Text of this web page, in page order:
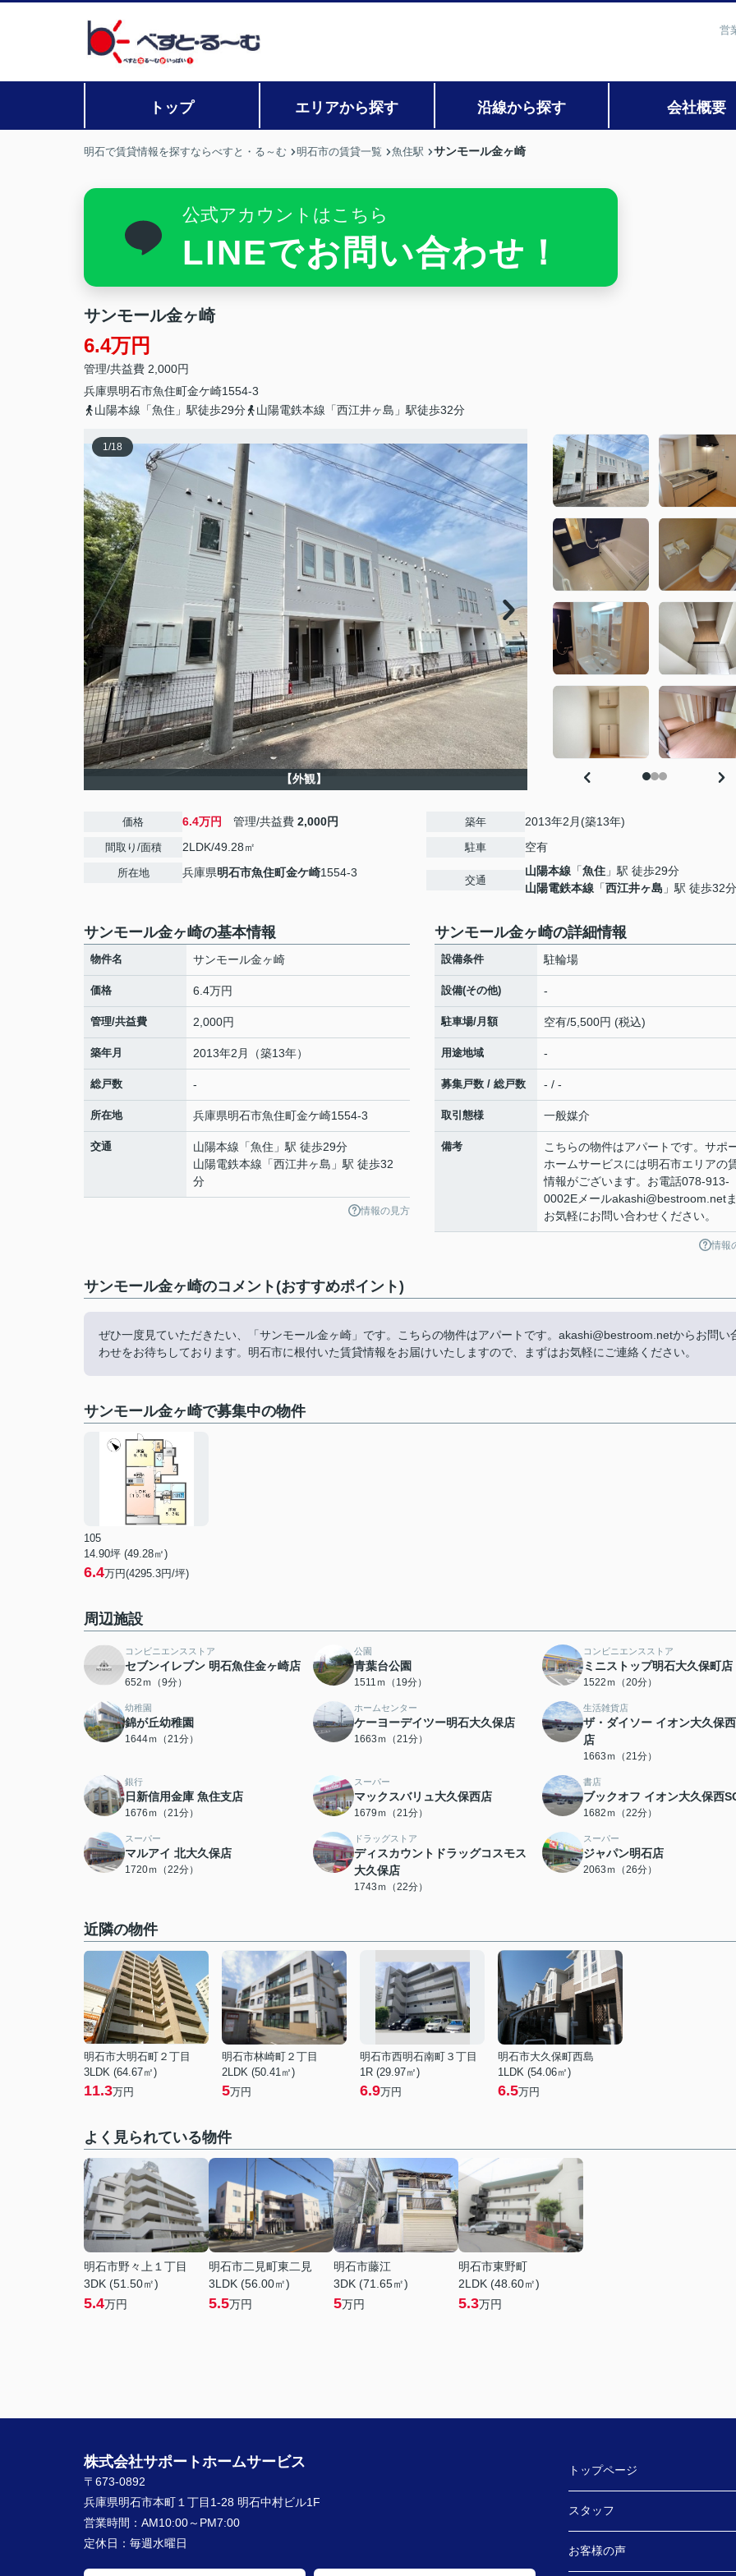
営
トップ エリアから探す 沿線から探す 会社概要
明石で賃貸情報を探すならべすと・る～む 明石市の賃貸一覧 魚住駅 サンモール金ヶ崎
公式アカウントはこちら
LINEでお問い合わせ！
サンモール金ヶ崎
6.4万円
管理/共益費 2,000円
兵庫県明石市魚住町金ケ崎1554-3
山陽本線「魚住」駅徒歩29分
山陽電鉄本線「西江井ヶ島」駅徒歩32分
1/18
【外観】
価格 6.4万円 管理/共益費 2,000円
間取り/面積 2LDK/49.28㎡
所在地 兵庫県明石市魚住町金ケ崎1554-3
築年 2013年2月(築13年)
駐車 空有
交通
山陽本線 「魚住 」駅 徒歩29分
山陽電鉄本線 「西江井ヶ島 」駅 徒歩32分
サンモール金ヶ崎の基本情報
物件名 サンモール金ヶ崎
価格 6.4万円
管理/共益費 2,000円
築年月 2013年2月（築13年）
総戸数 -
所在地 兵庫県明石市魚住町金ケ崎1554-3
交通 山陽本線 「魚住 」駅 徒歩29分
山陽電鉄本線 「西江井ヶ島 」駅 徒歩32
分
情報の見方
サンモール金ヶ崎の詳細情報
設備条件 駐輪場
設備(その他) -
駐車場/月額 空有/5,500円 (税込)
用途地域 -
募集戸数 / 総戸数 - / -
取引態様 一般媒介
備考
こちらの物件はアパートです。サポ
ホームサービスには明石市エリアの
情報がございます。お電話078-913-
0002Eメールakashi@bestroom.net
お気軽にお問い合わせください。
情報
サンモール金ヶ崎のコメント(おすすめポイント)
ぜひ一度見ていただきたい、「サンモール金ヶ崎」です。こちらの物件はアパートです。akashi@bestroom.netからお問い
わせをお待ちしております。明石市に根付いた賃貸情報をお届けいたしますので、まずはお気軽にご連絡ください。
サンモール金ヶ崎で募集中の物件
105
14.90坪 (49.28㎡)
6.4万円(4295.3円/坪)
周辺施設
コンビニエンスストア
セブンイレブン 明石魚住金ヶ崎店
652ｍ（9分）
公園
青葉台公園
1511ｍ（19分）
コンビニエンスストア
ミニストップ明石大久保町店
1522ｍ（20分）
幼稚園
錦が丘幼稚園
1644ｍ（21分）
ホームセンター
ケーヨーデイツー明石大久保店
1663ｍ（21分）
生活雑貨店
ザ・ダイソー イオン大久保
店
1663ｍ（21分）
銀行
日新信用金庫 魚住支店
1676ｍ（21分）
スーパー
マックスバリュ大久保西店
1679ｍ（21分）
書店
ブックオフ イオン大久保西
1682ｍ（22分）
スーパー
マルアイ 北大久保店
1720ｍ（22分）
ドラッグストア
ディスカウントドラッグコスモス
大久保店
1743ｍ（22分）
スーパー
ジャパン明石店
2063ｍ（26分）
近隣の物件
明石市大明石町２丁目
3LDK (64.67㎡)
11.3万円
明石市林崎町２丁目
2LDK (50.41㎡)
5万円
明石市西明石南町３丁目
1R (29.97㎡)
6.9万円
明石市大久保町西島
1LDK (54.06㎡)
6.5万円
よく見られている物件
明石市野々上１丁目
3DK (51.50㎡)
5.4万円
明石市二見町東二見
3LDK (56.00㎡)
5.5万円
明石市藤江
3DK (71.65㎡)
5万円
明石市東野町
2LDK (48.60㎡)
5.3万円
株式会社サポートホームサービス
〒673-0892
兵庫県明石市本町１丁目1-28 明石中村ビル1F
営業時間： AM10:00～PM7:00
定休日： 毎週水曜日
トップページ
スタッフ
お客様の声